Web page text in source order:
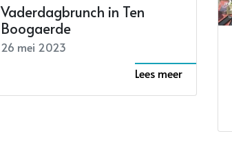
Vaderdagbrunch in Ten
Boogaerde
26 mei 2023
Lees meer